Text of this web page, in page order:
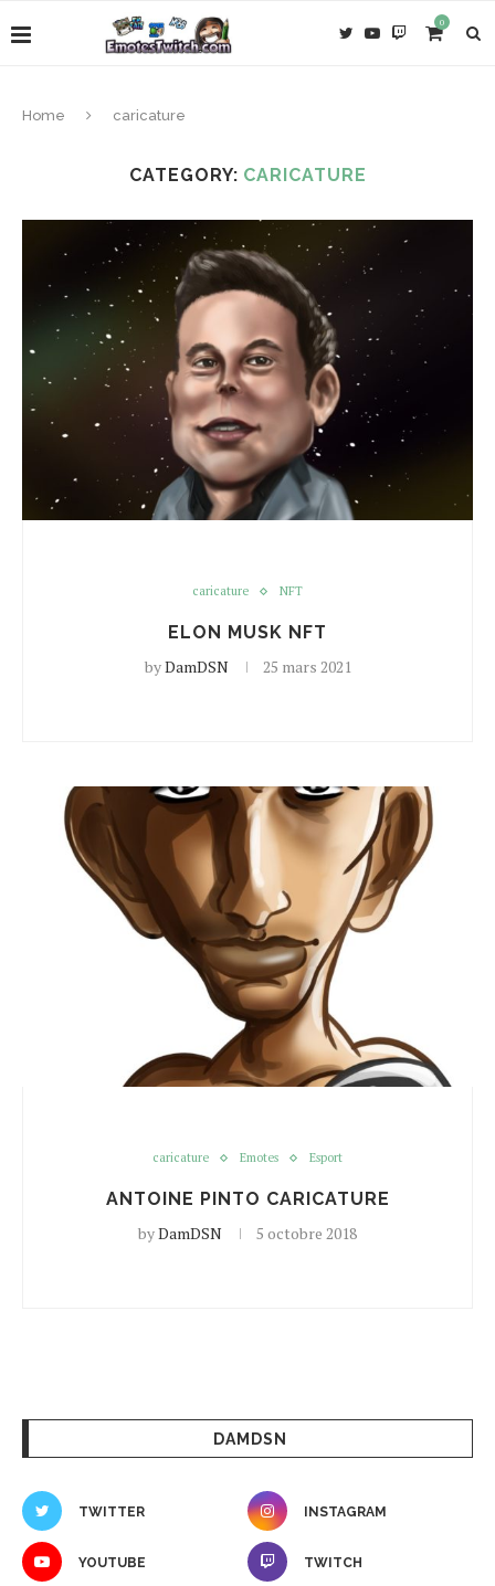
0
Home caricature
CATEGORY: CARICATURE
caricature NFT
ELON MUSK NFT
byDamDSN 25 mars 2021
caricature Emotes Esport
ANTOINE PINTO CARICATURE
byDamDSN 5 octobre 2018
DAMDSN
TWITTER INSTAGRAM
YOUTUBE TWITCH